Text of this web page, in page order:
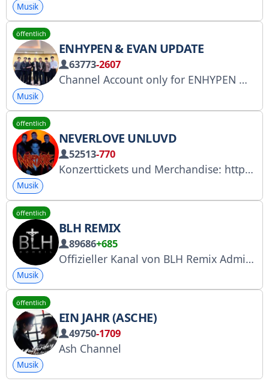
Musik
öffentlich
ENHYPEN & EVAN UPDATE
63773-2607
Channel Account only for ENHYPEN
Musik
öffentlich
NEVERLOVE UNLUVD
52513-770
Konzerttickets und Merchandise: https://neverlove.ru VK-Gruppe: vk.com/neverloverock Instagram: @unluvd_himself Yandex Music: music.yandex.ru/artist/8920190 YouTube: youtube.com/@NEVERLOVE
Musik
öffentlich
BLH REMIX
89686+685
Offizieller Kanal von BLH Remix Admin @YoungBLH SoundCloud: Soundcloud.com/blhremix Instagram: instagram.com/blhremix
Musik
öffentlich
EIN JAHR (ASCHE)
49750-1709
Ash Channel
Musik